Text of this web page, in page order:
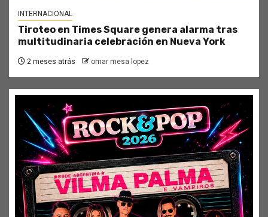
INTERNACIONAL
Tiroteo en Times Square genera alarma tras
multitudinaria celebración en Nueva York
2 meses atrás omar mesa lopez